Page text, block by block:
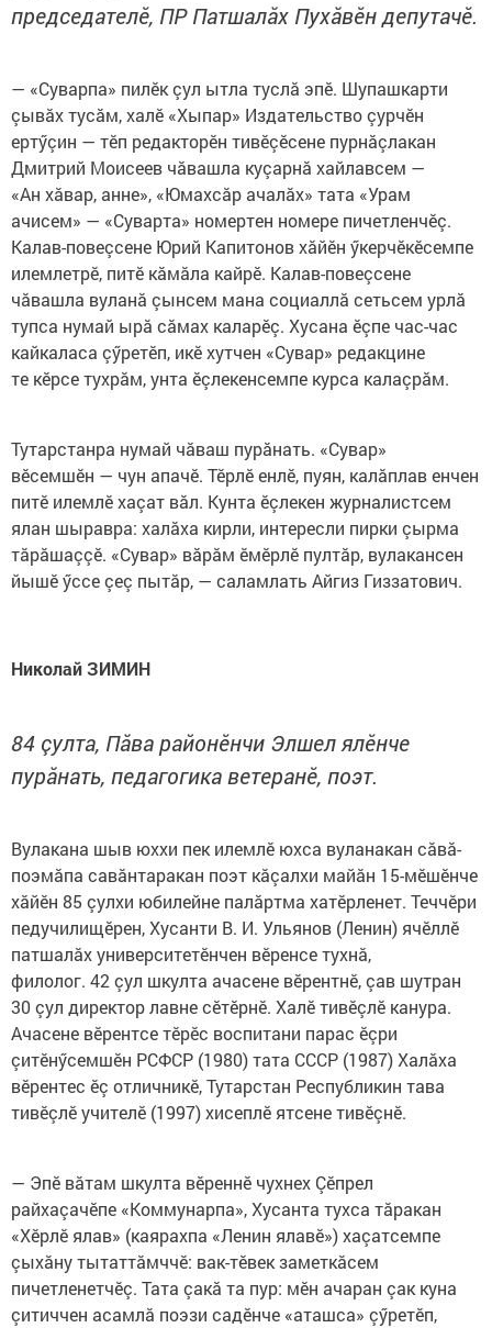
председателӗ, ПР Патшалăх Пухăвӗн депутачӗ.
— «Суварпа» пилӗк çул ытла туслă эпӗ. Шупашкарти
çывăх тусăм, халӗ «Хыпар» Издательство çурчӗн
ертӳçин — тӗп редакторӗн тивӗçӗсене пурнăçлакан
Дмитрий Моисеев чăвашла куçарнă хайлавсем —
«Ан хăвар, анне», «Юмахсăр ачалăх» тата «Урам
ачисем» — «Суварта» номертен номере пичетленчӗç.
Калав-повеçсене Юрий Капитонов хăйӗн ӳкерчӗкӗсемпе
илемлетрӗ, питӗ кăмăла кайрӗ. Калав-повеçсене
чăвашла вуланă çынсем мана социаллă сетьсем урлă
тупса нумай ырă сăмах каларӗç. Хусана ӗçпе час-час
кайкаласа çӳретӗп, икӗ хутчен «Сувар» редакцине
те кӗрсе тухрăм, унта ӗçлекенсемпе курса калаçрăм.
Тутарстанра нумай чăваш пурăнать. «Сувар»
вӗсемшӗн — чун апачӗ. Тӗрлӗ енлӗ, пуян, калăплав енчен
питӗ илемлӗ хаçат вăл. Кунта ӗçлекен журналистсем
ялан шыравра: халăха кирли, интересли пирки çырма
тăрăшаççӗ. «Сувар» вăрăм ӗмӗрлӗ пултăр, вулакансен
йышӗ ӳссе çеç пытăр, — саламлать Айгиз Гиззатович.
Николай ЗИМИН
84 çулта, Пăва районӗнчи Элшел ялӗнче
пурăнать, педагогика ветеранӗ, поэт.
Вулакана шыв юххи пек илемлӗ юхса вуланакан сăвă-
поэмăпа савăнтаракан поэт кăçалхи майăн 15-мӗшӗнче
хăйӗн 85 çулхи юбилейне палăртма хатӗрленет. Теччӗри
педучилищӗрен, Хусанти В. И. Ульянов (Ленин) ячӗллӗ
патшалăх университетӗнчен вӗренсе тухнă,
филолог. 42 çул шкулта ачасене вӗрентнӗ, çав шутран
30 çул директор лавне сӗтӗрнӗ. Халӗ тивӗçлӗ канура.
Ачасене вӗрентсе тӗрӗс воспитани парас ӗçри
çитӗнӳсемшӗн РСФСР (1980) тата СССР (1987) Халăха
вӗрентес ӗç отличникӗ, Тутарстан Республикин тава
тивӗçлӗ учителӗ (1997) хисеплӗ ятсене тивӗçнӗ.
— Эпӗ вăтам шкулта вӗреннӗ чухнех Çӗпрел
райхаçачӗпе «Коммунарпа», Хусанта тухса тăракан
«Хӗрлӗ ялав» (каярахпа «Ленин ялавӗ») хаçатсемпе
çыхăну тытаттăмччӗ: вак-тӗвек заметкăсем
пичетленетчӗç. Тата çакă та пур: мӗн ачаран çак куна
çитиччен асамлă поэзи садӗнче «аташса» çӳретӗп,